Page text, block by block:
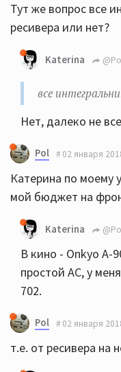
Тут же вопрос все
ресивера или нет?
Katerina
все
Нет, далеко не
Pol 02 января
Катерина по моему
мой бюджет на
Katerina
В кино - Onkyo A-
простой АС, у
702.
Pol 02 января
т.е. от ресивера на